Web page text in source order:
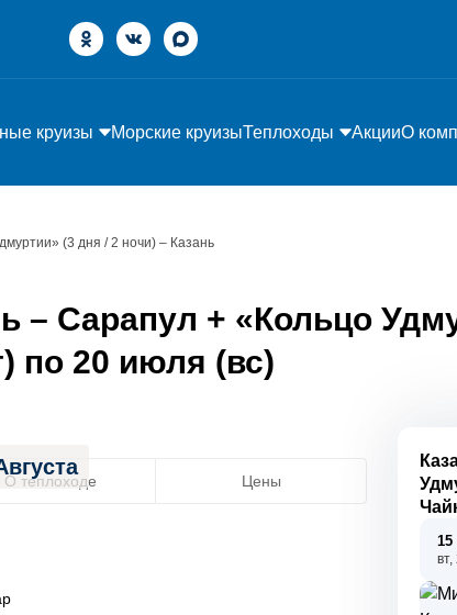
круизы Морские круизыТеплоходы АкцииО
(3 дня / 2 ночи) – Казань
– Сарапул + «Кольцо
по 20 июля (вс)
О теплоходе Цены